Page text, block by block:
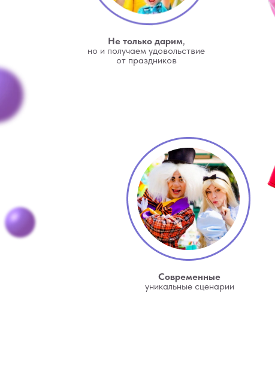
Не только дарим,
но и получаем удовольствие
от праздников
Современные
уникальные сценарии